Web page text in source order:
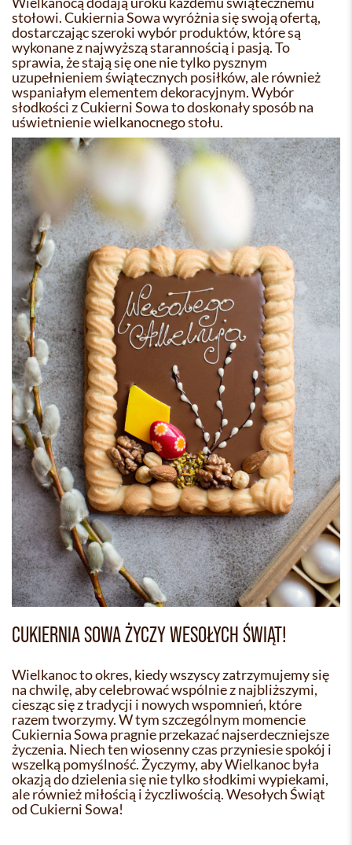
stołowi. Cukiernia Sowa wyróżnia się swoją ofertą,
dostarczając szeroki wybór produktów, które są
wykonane z najwyższą starannością i pasją. To
sprawia, że stają się one nie tylko pysznym
uzupełnieniem świątecznych posiłków, ale również
wspaniałym elementem dekoracyjnym. Wybór
słodkości z Cukierni Sowa to doskonały sposób na
uświetnienie wielkanocnego stołu.
CUKIERNIA SOWA ŻYCZY WESOŁYCH ŚWIĄT!
Wielkanoc to okres, kiedy wszyscy zatrzymujemy się
na chwilę, aby celebrować wspólnie z najbliższymi,
ciesząc się z tradycji i nowych wspomnień, które
razem tworzymy. W tym szczególnym momencie
Cukiernia Sowa pragnie przekazać najserdeczniejsze
życzenia. Niech ten wiosenny czas przyniesie spokój i
wszelką pomyślność. Życzymy, aby Wielkanoc była
okazją do dzielenia się nie tylko słodkimi wypiekami,
ale również miłością i życzliwością. Wesołych Świąt
od Cukierni Sowa!